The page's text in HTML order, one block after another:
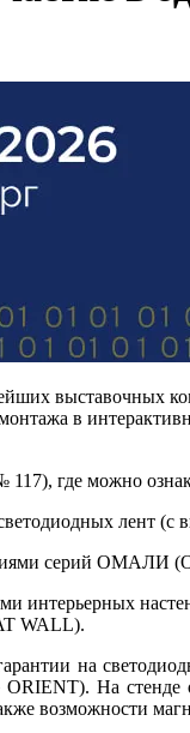
выставочных
в
где можно
лент
серий ОМАЛИ
интерьерных
WALL).
на
На стенде
возможности